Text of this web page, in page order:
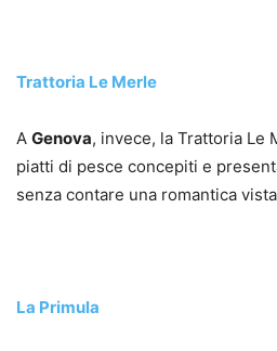
Trattoria Le Merle
A Genova, invece, la Trattoria Le
piatti di pesce concepiti e
senza contare una romantica
La Primula